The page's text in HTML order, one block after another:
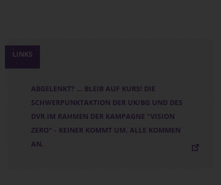
LINKS
ABGELENKT? ... BLEIB AUF KURS! DIE
SCHWERPUNKTAKTION DER UK/BG UND DES
DVR IM RAHMEN DER KAMPAGNE "VISION
ZERO" - KEINER KOMMT UM. ALLE KOMMEN
AN.